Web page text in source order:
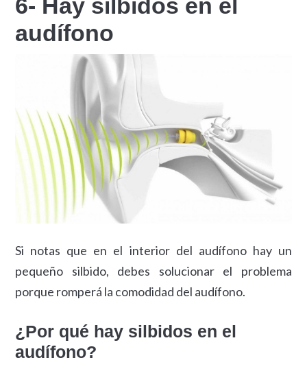
6- Hay silbidos en el
audífono
Si notas que en el interior del audífono hay un
pequeño silbido, debes solucionar el problema
porque romperá la comodidad del audífono.
¿Por qué hay silbidos en el
audífono?